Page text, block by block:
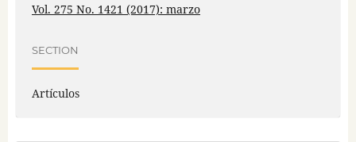
Vol. 275 No. 1421 (2017): marzo
SECTION
Artículos